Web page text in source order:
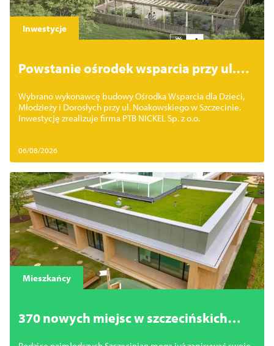
Inwestycje
Powstanie ośrodek wsparcia przy ul.
inwestycji
Wybrano wykonawcę budowy Ośrodka Wsparcia dla Dzieci,
Młodzieży i Dorosłych przy ul. Noakowskiego w Szczecinie.
Inwestycję zrealizuje firma PTB NICKEL Sp. z o.o.
06/08/2026
Mieszkańcy
370 nowych miejsc w szczecińskich